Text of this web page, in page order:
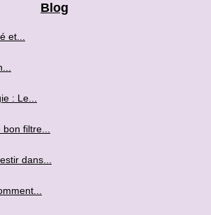
Blog
et...
: Le...
filtre...
dans...